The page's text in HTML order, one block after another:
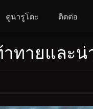
ดูนารูโตะ ติดต่อ
ทายและ